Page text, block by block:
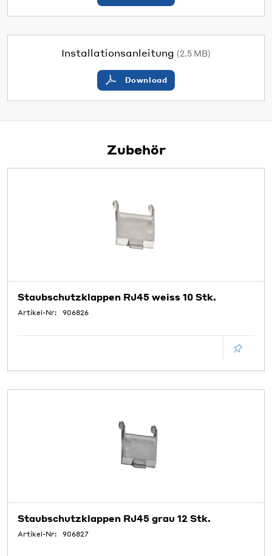
Installationsanleitung (2.5 MB)
Download
Zubehör
Staubschutzklappen RJ45 weiss 10 Stk.
Artikel-Nr: 906826
Staubschutzklappen RJ45 grau 12 Stk.
Artikel-Nr: 906827